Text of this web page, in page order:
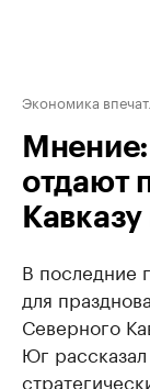
Экономика
отдают
В последние
для
Северного
Юг